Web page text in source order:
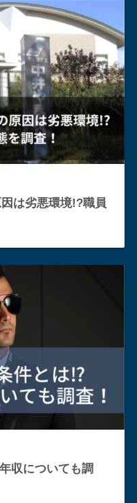
は劣悪環境!?職員
収についても調